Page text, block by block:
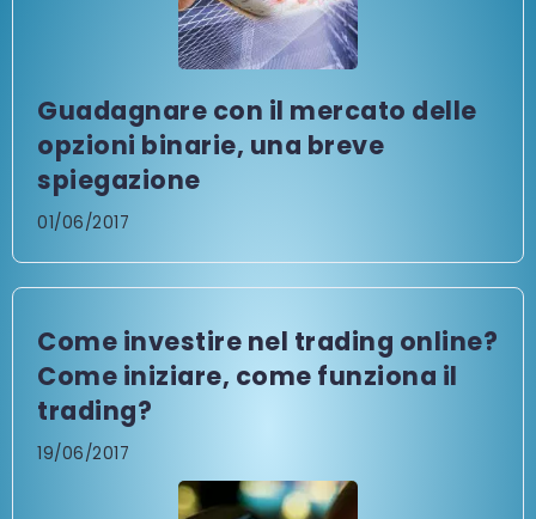
Guadagnare con il mercato delle
opzioni binarie, una breve
spiegazione
01/06/2017
Come investire nel trading online?
Come iniziare, come funziona il
trading?
19/06/2017